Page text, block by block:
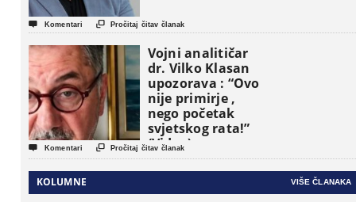
 Komentari  Pročitaj čitav članak
Vojni analitičar
dr. Vilko Klasan
upozorava : “Ovo
nije primirje ,
nego početak
svjetskog rata!”
(Video)
 Komentari  Pročitaj čitav članak
KOLUMNE VIŠE ČLANAKA